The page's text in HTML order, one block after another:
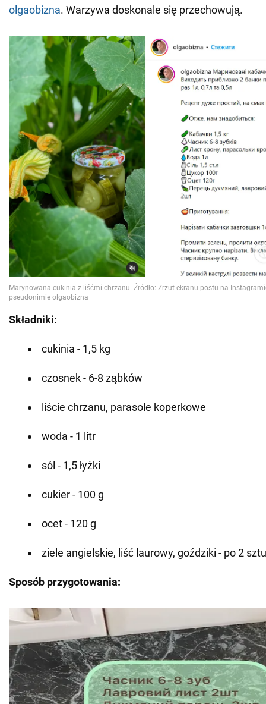
olgaobizna. Warzywa doskonale się przechowują.
Składniki:
cukinia - 1,5 kg
czosnek - 6-8 ząbków
liście chrzanu, parasole koperkowe
woda - 1 litr
sól - 1,5 łyżki
cukier - 100 g
ocet - 120 g
ziele angielskie, liść laurowy, goździki - po 2
Sposób przygotowania: